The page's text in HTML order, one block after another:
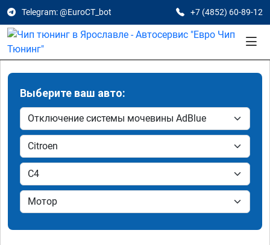
Telegram: @EuroCT_bot +7 (4852) 60-89-12
Выберите ваш авто: